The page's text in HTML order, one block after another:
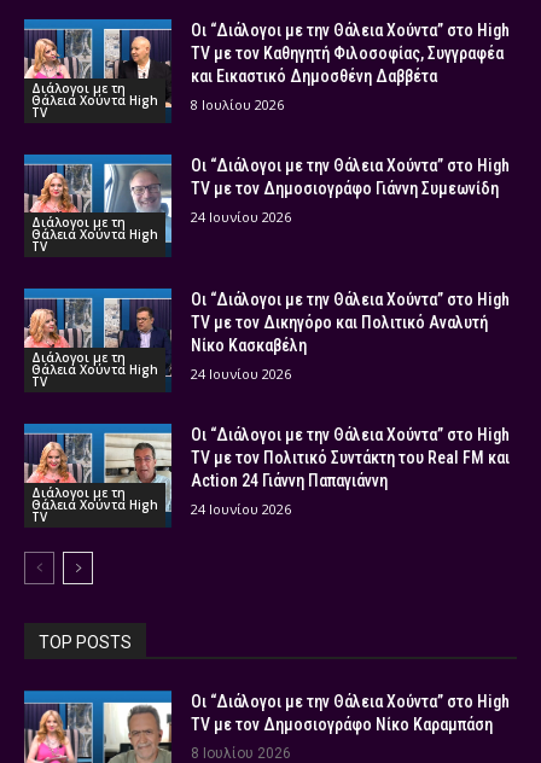
Διάλογοι με τη
Θάλεια Χούντα High
TV
Οι “Διάλογοι με την Θάλεια Χούντα” στο High
TV με τον Καθηγητή Φιλοσοφίας, Συγγραφέα
και Εικαστικό Δημοσθένη Δαββέτα
8 Ιουλίου 2026
Διάλογοι με τη
Θάλεια Χούντα High
TV
Οι “Διάλογοι με την Θάλεια Χούντα” στο High
TV με τον Δημοσιογράφο Γιάννη Συμεωνίδη
24 Ιουνίου 2026
Διάλογοι με τη
Θάλεια Χούντα High
TV
Οι “Διάλογοι με την Θάλεια Χούντα” στο High
TV με τον Δικηγόρο και Πολιτικό Αναλυτή
Νίκο Κασκαβέλη
24 Ιουνίου 2026
Διάλογοι με τη
Θάλεια Χούντα High
TV
Οι “Διάλογοι με την Θάλεια Χούντα” στο High
TV με τον Πολιτικό Συντάκτη του Real FM και
Action 24 Γιάννη Παπαγιάννη
24 Ιουνίου 2026
TOP POSTS
Οι “Διάλογοι με την Θάλεια Χούντα” στο High
TV με τον Δημοσιογράφο Νίκο Καραμπάση
8 Ιουλίου 2026